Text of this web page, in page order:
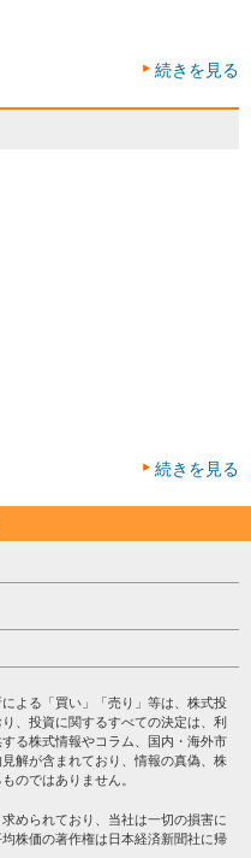
続きを見る
続きを見る
よる「買い」「売り」等は、株式投
、投資に関するすべての決定は、利
る株式情報やコラム、国内・海外市
解が含まれており、情報の真偽、株
のではありません。
められており、当社は一切の損害に
株価の著作権は日本経済新聞社に帰